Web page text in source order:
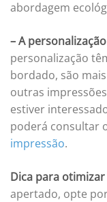
abordagem
– A
personalização
bordado, são
outras
estiver
poderá consultar
impressão.
Dica para
apertado, opte